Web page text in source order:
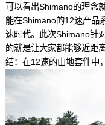
可以看出Shimano的理念
能在Shimano的12速产品
速时代。此次Shimano针
的就是让大家都能够近距
结：在12速的山地套件中